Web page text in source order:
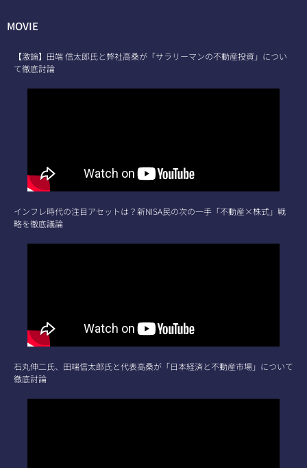
MOVIE
【激論】田端 信太郎氏と弊社高桑が「サラリーマンの不動産投資」につい
て徹底討論
インフレ時代の注目アセットは？新NISA民の次の一手「不動産×株式」戦
略を徹底議論
石丸伸二氏、田端信太郎氏と代表高桑が「日本経済と不動産市場」について
徹底討論